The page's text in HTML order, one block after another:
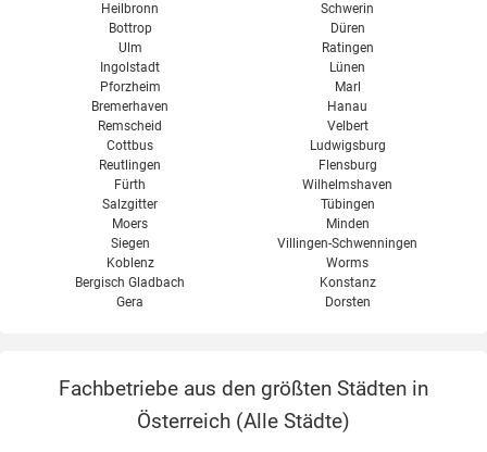
Heilbronn
Bottrop
Ulm
Ingolstadt
Pforzheim
Bremerhaven
Remscheid
Cottbus
Reutlingen
Fürth
Salzgitter
Moers
Siegen
Koblenz
Bergisch Gladbach
Gera
Schwerin
Düren
Ratingen
Lünen
Marl
Hanau
Velbert
Ludwigsburg
Flensburg
Wilhelmshaven
Tübingen
Minden
Villingen-Schwenningen
Worms
Konstanz
Dorsten
Fachbetriebe aus den größten Städten in
Österreich (Alle Städte)